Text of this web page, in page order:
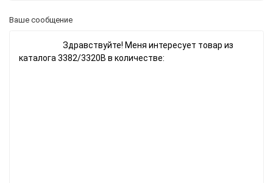
Ваше сообщение